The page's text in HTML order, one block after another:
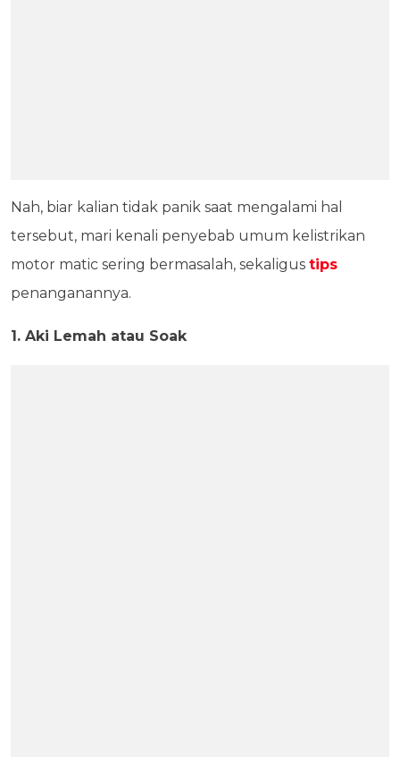
Nah, biar kalian tidak panik saat mengalami hal
tersebut, mari kenali penyebab umum kelistrikan
motor matic sering bermasalah, sekaligus tips
penanganannya.
1. Aki Lemah atau Soak